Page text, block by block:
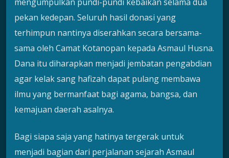
pekan kedepan. Seluruh hasil donasi yang
terhimpun nantinya diserahkan secara bersama-
sama oleh Camat Kotanopan kepada Asmaul Husna.
Dana itu diharapkan menjadi jembatan pengabdian
agar kelak sang hafizah dapat pulang membawa
ilmu yang bermanfaat bagi agama, bangsa, dan
kemajuan daerah asalnya.
Bagi siapa saja yang hatinya tergerak untuk
menjadi bagian dari perjalanan sejarah Asmaul